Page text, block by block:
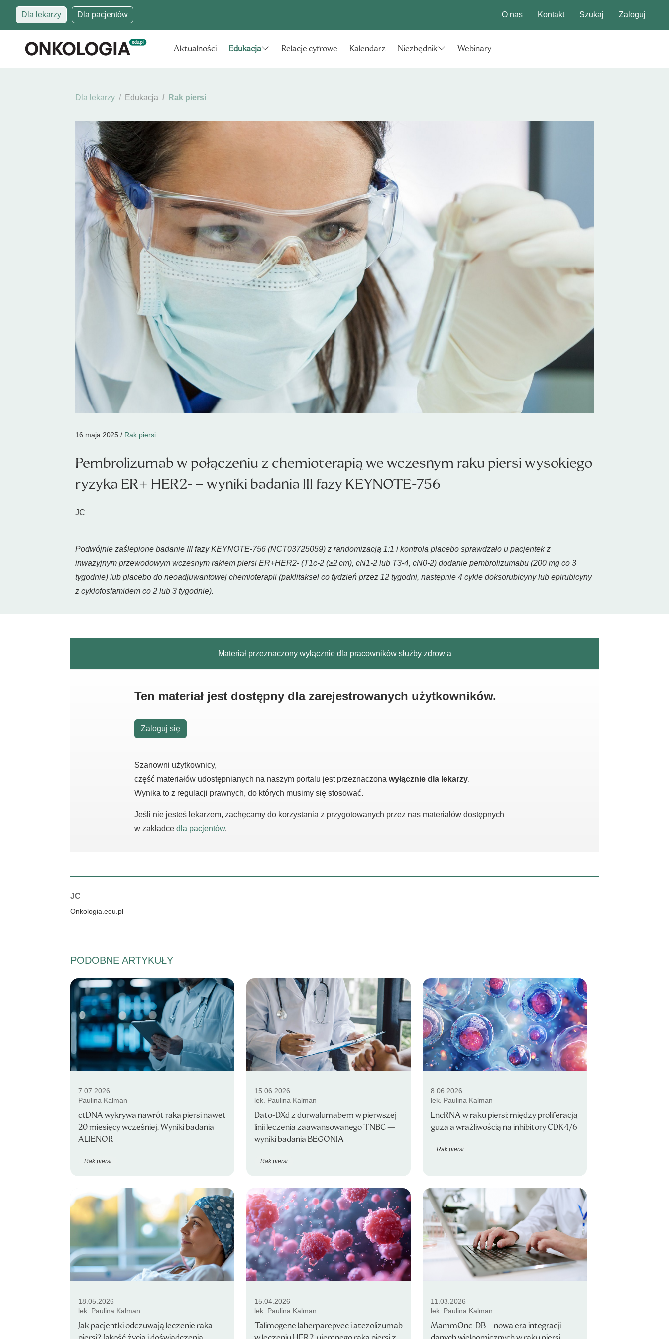
Dla lekarzy Dla pacjentów O nas Kontakt Szukaj Zaloguj
Aktualności Edukacja Relacje cyfrowe Kalendarz Niezbędnik Webinary
Dla lekarzy Edukacja Rak piersi
16 maja 2025 / Rak piersi
Pembrolizumab w połączeniu z chemioterapią we wczesnym raku piersi wysokiego
ryzyka ER+ HER2- – wyniki badania III fazy KEYNOTE-756
JC
Podwójnie zaślepione badanie III fazy KEYNOTE-756 (NCT03725059) z randomizacją 1:1 i kontrolą placebo sprawdzało u pacjentek z
inwazyjnym przewodowym wczesnym rakiem piersi ER+HER2- (T1c-2 (≥2 cm), cN1-2 lub T3-4, cN0-2) dodanie pembrolizumabu (200 mg co 3
tygodnie) lub placebo do neoadjuwantowej chemioterapii (paklitaksel co tydzień przez 12 tygodni, następnie 4 cykle doksorubicyny lub epirubicyny
z cyklofosfamidem co 2 lub 3 tygodnie).
Materiał przeznaczony wyłącznie dla pracowników służby zdrowia
Ten materiał jest dostępny dla zarejestrowanych użytkowników.
Zaloguj się
Szanowni użytkownicy,
część materiałów udostępnianych na naszym portalu jest przeznaczona wyłącznie dla lekarzy.
Wynika to z regulacji prawnych, do których musimy się stosować.
Jeśli nie jesteś lekarzem, zachęcamy do korzystania z przygotowanych przez nas materiałów dostępnych
w zakładce dla pacjentów.
Autorzy:
JC
Onkologia.edu.pl
PODOBNE ARTYKUŁY
7.07.2026
Paulina Kalman
ctDNA wykrywa nawrót raka piersi nawet
20 miesięcy wcześniej. Wyniki badania
ALIENOR
Rak piersi
15.06.2026
lek. Paulina Kalman
Dato-DXd z durwalumabem w pierwszej
linii leczenia zaawansowanego TNBC —
wyniki badania BEGONIA
Rak piersi
8.06.2026
lek. Paulina Kalman
LncRNA w raku piersi: między proliferacją
guza a wrażliwością na inhibitory CDK4/6
Rak piersi
18.05.2026
lek. Paulina Kalman
Jak pacjentki odczuwają leczenie raka
15.04.2026
lek. Paulina Kalman
Talimogene laherparepvec i atezolizumab
11.03.2026
lek. Paulina Kalman
MammOnc-DB – nowa era integracji